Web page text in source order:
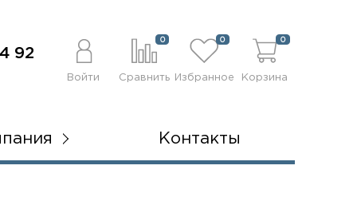
92
Войти
0
Сравнить
0
Избранное
0
Корзина
Контакты